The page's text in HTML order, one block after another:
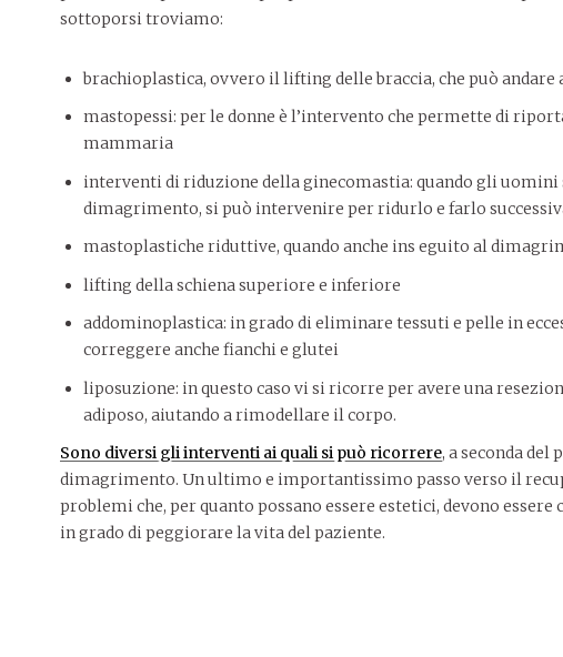
sottoporsi troviamo:
brachioplastica, ovvero il lifting delle braccia, che può
mastopessi: per le donne è l’intervento che permette di
mammaria
interventi di riduzione della ginecomastia: quando gli uomini
dimagrimento, si può intervenire per ridurlo e farlo
mastoplastiche riduttive, quando anche ins eguito al
lifting della schiena superiore e inferiore
addominoplastica: in grado di eliminare tessuti e pelle in
correggere anche fianchi e glutei
liposuzione: in questo caso vi si ricorre per avere una
adiposo, aiutando a rimodellare il corpo.
Sono diversi gli interventi ai quali si può ricorrere, a seconda
dimagrimento. Un ultimo e importantissimo passo verso il
problemi che, per quanto possano essere estetici, devono
in grado di peggiorare la vita del paziente.